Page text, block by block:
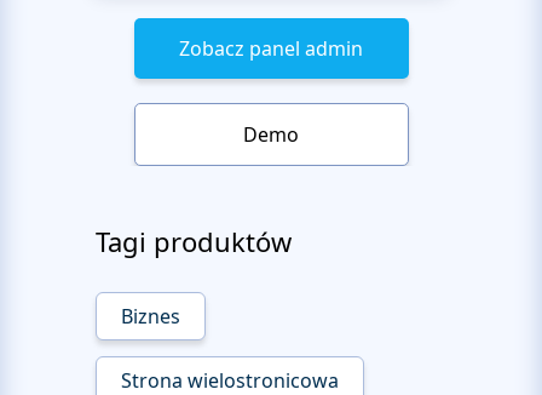
Zobacz panel admin
Demo
Tagi produktów
Biznes
Strona wielostronicowa